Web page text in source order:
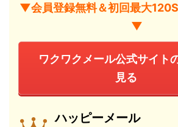
▼会員登録無料＆初回最大
▼
ワクワクメール公式サイト
見る
ハッピーメール